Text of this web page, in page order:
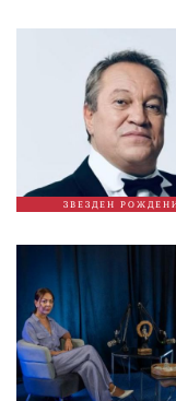
ЗВЕЗДЕН